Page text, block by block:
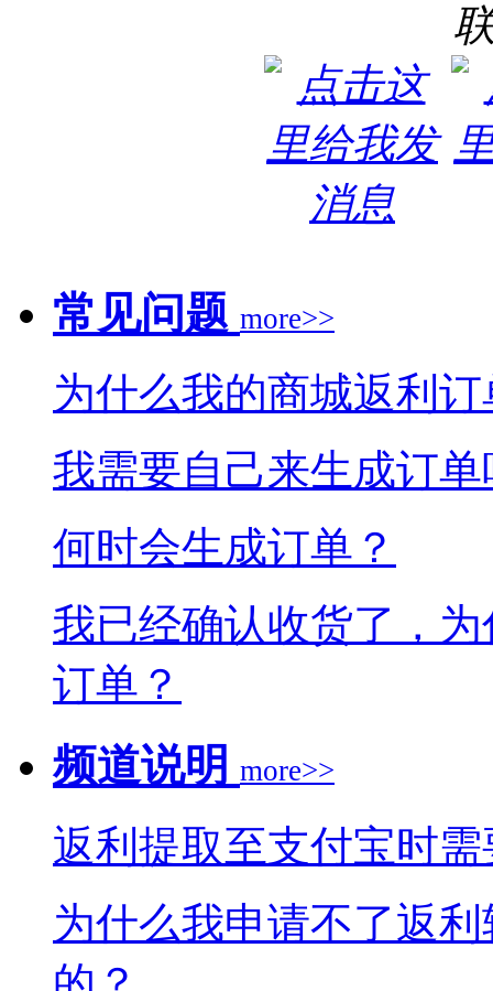
常见问题 more>>
为什么我的商城返利
我需要自己来生成订单
何时会生成订单？
我已经确认收货了，
订单？
频道说明 more>>
返利提取至支付宝时
为什么我申请不了返